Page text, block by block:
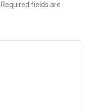
fields are